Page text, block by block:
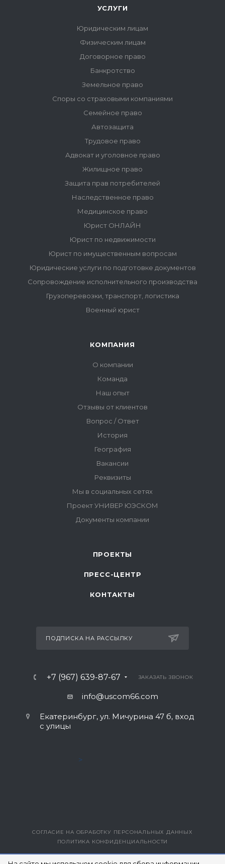
ПРОЕКТЫ
ПРЕСС-ЦЕНТР
КОНТАКТЫ
ПОДПИСКА НА РАССЫЛКУ
+7 (967) 639-87-67 ЗАКАЗАТЬ ЗВОНОК
info@uscom66.com
Екатеринбург, ул. Мичурина 47 б, вход
с улицы
>
ВЕРСИЯ ДЛЯ ПЕЧАТИ
СОГЛАСИЕ НА ОБРАБОТКУ ПЕРСОНАЛЬНЫХ ДАННЫХ
ПОЛИТИКА КОНФИДЕНЦИАЛЬНОСТИ